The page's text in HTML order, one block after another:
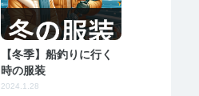
【冬季】船釣りに行く
時の服装
2024.1.28